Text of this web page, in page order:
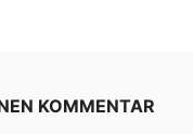
KOMMENTAR